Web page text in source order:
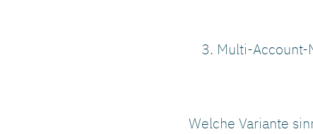
Multi-
Welche Variante